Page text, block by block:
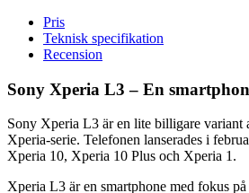
Pris
Teknisk specifikation
Recension
Sony Xperia L3 – En
Sony Xperia L3 är en lite billigare variant
Xperia-serie. Telefonen lanserades i
Xperia 10, Xperia 10 Plus och Xperia 1.
Xperia L3 är en smartphone med fokus